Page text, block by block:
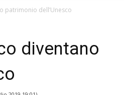
patrimonio dell’Unesco
diventano